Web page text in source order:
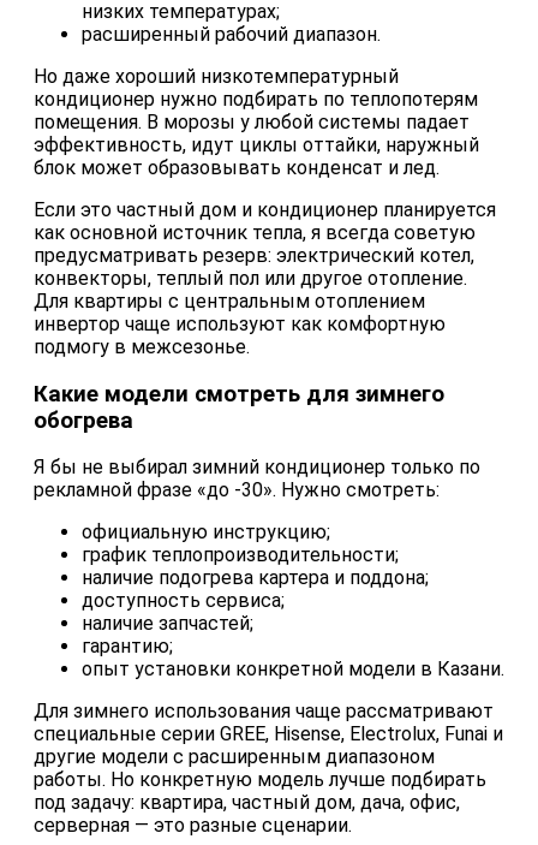
низких температурах;
расширенный рабочий диапазон.
Но даже хороший низкотемпературный
кондиционер нужно подбирать по теплопотерям
помещения. В морозы у любой системы падает
эффективность, идут циклы оттайки, наружный
блок может образовывать конденсат и лед.
Если это частный дом и кондиционер планируется
как основной источник тепла, я всегда советую
предусматривать резерв: электрический котел,
конвекторы, теплый пол или другое отопление.
Для квартиры с центральным отоплением
инвертор чаще используют как комфортную
подмогу в межсезонье.
Какие модели смотреть для зимнего
обогрева
Я бы не выбирал зимний кондиционер только по
рекламной фразе «до -30». Нужно смотреть:
официальную инструкцию;
график теплопроизводительности;
наличие подогрева картера и поддона;
доступность сервиса;
наличие запчастей;
гарантию;
опыт установки конкретной модели в Казани.
Для зимнего использования чаще рассматривают
специальные серии GREE, Hisense, Electrolux, Funai и
другие модели с расширенным диапазоном
работы. Но конкретную модель лучше подбирать
под задачу: квартира, частный дом, дача, офис,
серверная — это разные сценарии.